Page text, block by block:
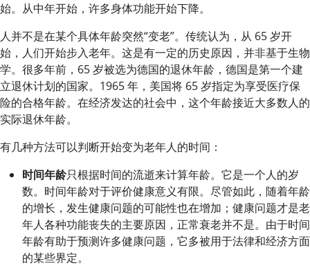
始。从中年开始，许多身体功能开始下降。
人并不是在某个具体年龄突然“变老”。传统认为，从 65 岁开
始，人们开始步入老年。这是有一定的历史原因，并非基于生物
学。很多年前，65 岁被选为德国的退休年龄，德国是第一个建
立退休计划的国家。1965 年，美国将 65 岁指定为享受医疗保
险的合格年龄。在经济发达的社会中，这个年龄接近大多数人的
实际退休年龄。
有几种方法可以判断开始变为老年人的时间：
时间年龄只根据时间的流逝来计算年龄。它是一个人的岁
数。时间年龄对于评价健康意义有限。尽管如此，随着年龄
的增长，发生健康问题的可能性也在增加；健康问题才是老
年人各种功能丧失的主要原因，正常衰老并不是。由于时间
年龄有助于预测许多健康问题，它多被用于法律和经济方面
的某些界定。